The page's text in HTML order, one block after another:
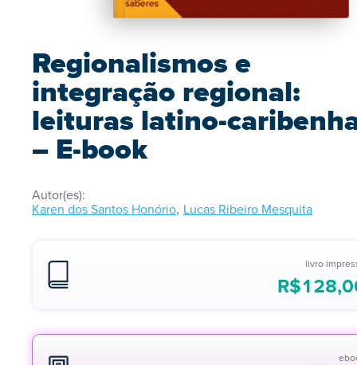
Regionalismos e
integração regional:
leituras latino-
– E-book
Autor(es):
Karen dos Santos Honório, Lucas Ribeiro Mesquita
livro
R$